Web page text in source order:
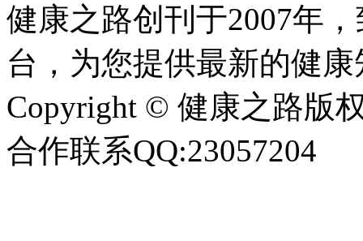
健康之路创刊于2007年
台，为您提供最新的健康
Copyright © 健康之路版
合作联系QQ:23057204